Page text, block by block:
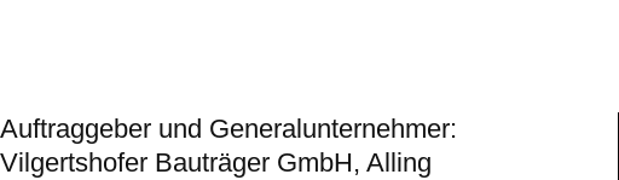
Auftraggeber und Generalunternehmer:
Vilgertshofer Bauträger GmbH, Alling